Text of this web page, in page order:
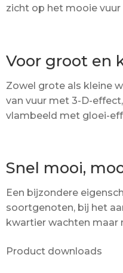
zicht op het mooie vuur
Voor groot en
Zowel grote als kleine
van vuur met 3-D-
vlambeeld met gloei-
Snel mooi,
Een bijzondere
soortgenoten, bij het
kwartier wachten maar
Product downloads